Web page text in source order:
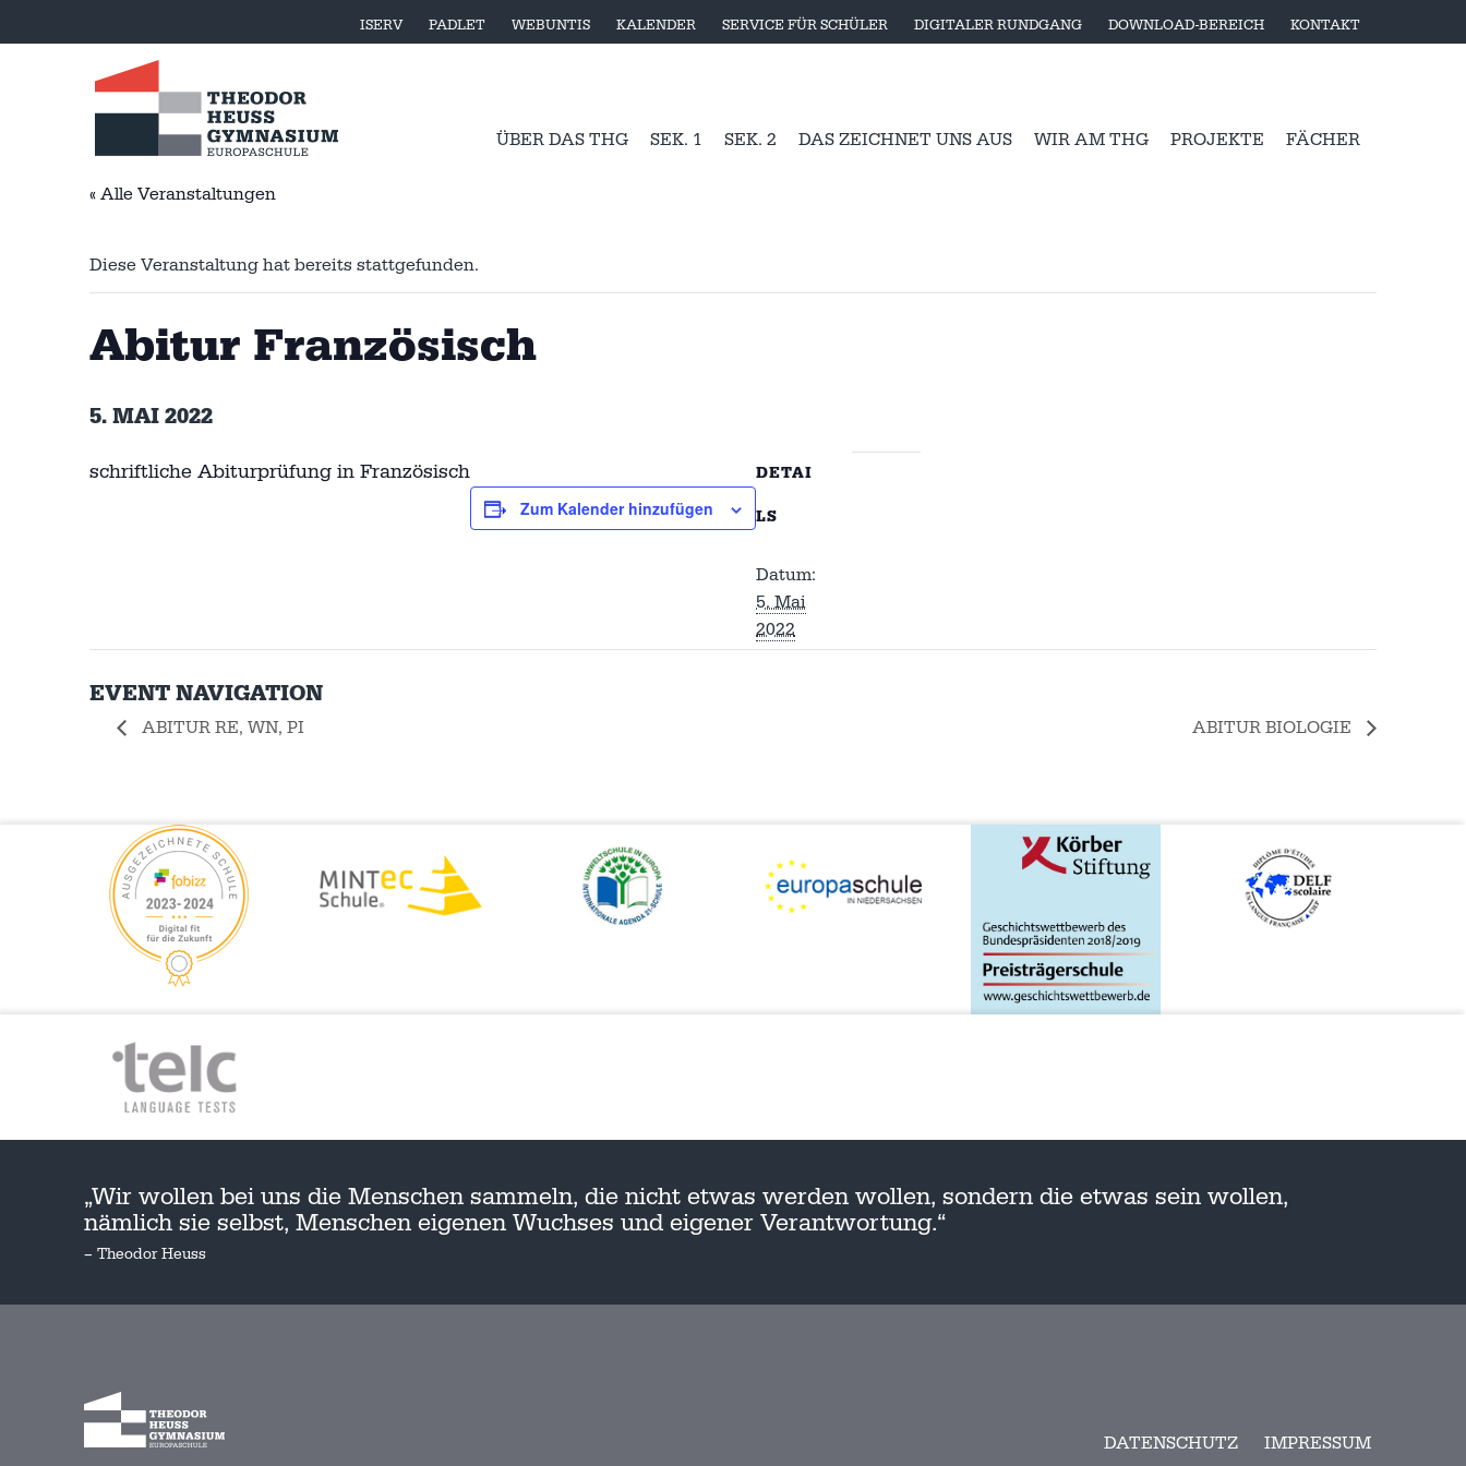
ISERV PADLET WEBUNTIS KALENDER SERVICE FÜR SCHÜLER DIGITALER RUNDGANG DOWNLOAD-BEREICH KONTAKT
ÜBER DAS THG SEK. 1 SEK. 2 DAS ZEICHNET UNS AUS WIR AM THG PROJEKTE FÄCHER
« Alle Veranstaltungen
Diese Veranstaltung hat bereits stattgefunden.
Abitur Französisch
5. MAI 2022
schriftliche Abiturprüfung in Französisch
Zum Kalender hinzufügen
DETAI
LS
Datum:
5. Mai
2022
EVENT NAVIGATION
ABITUR RE, WN, PI ABITUR BIOLOGIE
„Wir wollen bei uns die Menschen sammeln, die nicht etwas werden wollen, sondern die etwas sein wollen,
nämlich sie selbst, Menschen eigenen Wuchses und eigener Verantwortung.“
– Theodor Heuss
DATENSCHUTZ IMPRESSUM